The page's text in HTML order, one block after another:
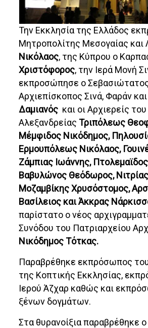
Την Εκκλησία της Ελλάδος
Μητροπολίτης Μεσογαίας και
Νικόλαος, της Κύπρου ο
Χριστόφορος, την Ιερά Μονή
εκπροσώπησε ο
Αρχιεπίσκοπος Σινά, Φαράν
Δαμιανός και οι Αρχιερείς
ΑλεξανδρείαςΤριπόλεως
Μέμφιδος Νικόδημος,
Ερμουπόλεως Νικόλαος,
Ζάμπιας Ιωάννης,
Βαβυλώνος Θεόδωρος,
Μοζαμβίκης Χρυσόστομος,
Βασίλειος και Άκκρας
παρίστατο ο νέος
Συνόδου του Πατριαρχείου
Νικόδημος Τότκας.
Παραβρέθηκε εκπρόσωπος
της Κοπτικής Εκκλησίας,
Ιερού Άζχαρ καθώς και
ξένων δογμάτων.
Στα θυρανοίξια παραβρέθηκε